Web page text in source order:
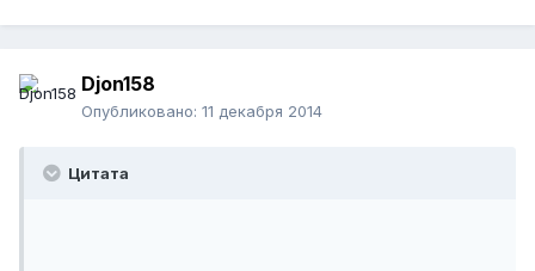
Djon158
Опубликовано: 11 декабря 2014
Цитата